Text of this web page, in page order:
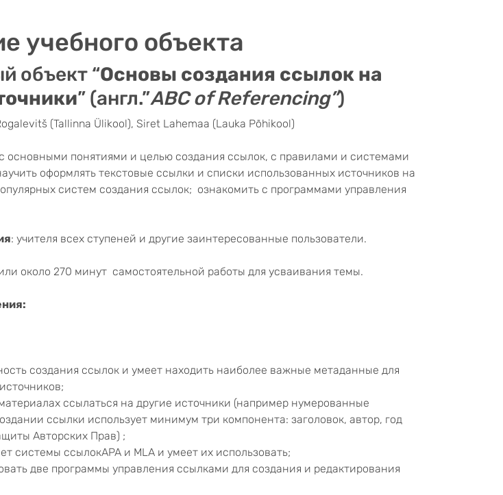
учебного объекта
объект “Основы создания ссылок на
” (англ.”ABC of Referencing”)
(Tallinna Ülikool), Siret Lahemaa (Lauka Põhikool)
основными понятиями и целью создания ссылок, с правилами и системами
оформлять текстовые ссылки и списки использованных источников на
систем создания ссылок; ознакомить с программами управления
: учителя всех ступеней и другие заинтересованные пользователи.
около 270 минут самостоятельной работы для усваивания темы.
создания ссылок и умеет находить наиболее важные метаданные для
ссылаться на другие источники (например нумерованные
ссылки использует минимум три компонента: заголовок, автор, год
Авторских Прав) ;
системы ссылокAPA и MLA и умеет их использовать;
две программы управления ссылками для создания и редактирования